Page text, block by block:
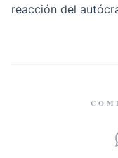
reacción del